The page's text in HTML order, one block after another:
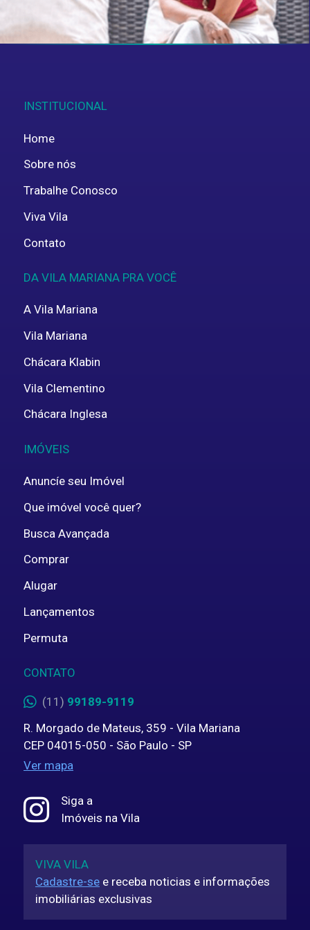
ENVIAR
INSTITUCIONAL
Home
Sobre nós
Trabalhe Conosco
Viva Vila
Contato
DA VILA MARIANA PRA VOCÊ
A Vila Mariana
Vila Mariana
Chácara Klabin
Vila Clementino
Chácara Inglesa
IMÓVEIS
Anuncíe seu Imóvel
Que imóvel você quer?
Busca Avançada
Comprar
Alugar
Lançamentos
Permuta
CONTATO
(11) 99189-9119
R. Morgado de Mateus, 359 - Vila Mariana
CEP 04015-050 - São Paulo - SP
Ver mapa
Siga a
Imóveis na Vila
VIVA VILA
Cadastre-se e receba noticias e informações
imobiliárias exclusivas